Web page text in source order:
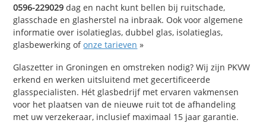
0596-229029 dag en nacht kunt bellen bij ruitschade,
glasschade en glasherstel na inbraak. Ook voor algemene
informatie over isolatieglas, dubbel glas, isolatieglas,
glasbewerking ofonze tarieven »
Glaszetter in Groningen en omstreken nodig? Wij zijn PKVW
erkend en werken uitsluitend met gecertificeerde
glasspecialisten. Hét glasbedrijf met ervaren vakmensen
voor het plaatsen van de nieuwe ruit tot de afhandeling
met uw verzekeraar, inclusief maximaal 15 jaar garantie.